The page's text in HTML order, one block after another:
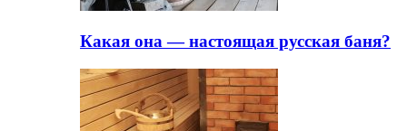
Какая она — настоящая русская баня?